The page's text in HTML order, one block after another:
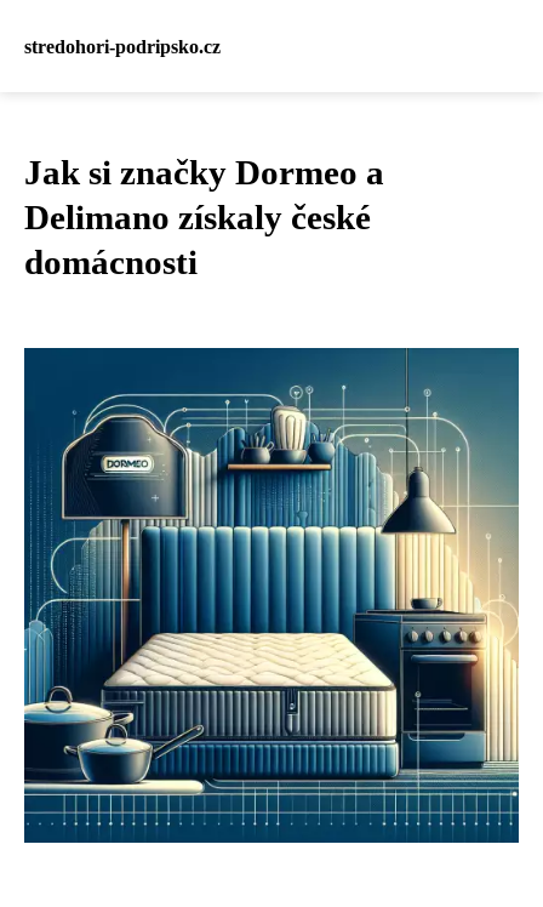
stredohori-podripsko.cz
Jak si značky Dormeo a
Delimano získaly české
domácnosti